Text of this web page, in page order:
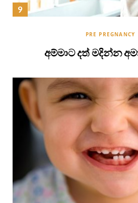
PRE PREGNANCY
අම්මාට දත් මදින්න